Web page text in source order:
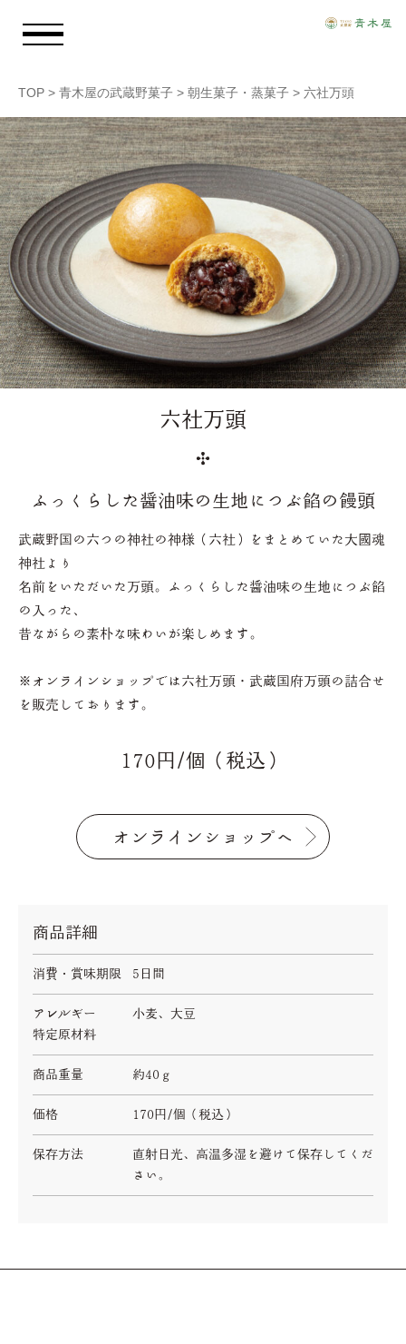
お知らせ
青木屋のおもい
商品情報
店舗情報
採用情報
TOP > 青木屋の武蔵野菓子 > 朝生菓子・蒸菓子 > 六社万頭
六社万頭
ふっくらした醤油味の生地につぶ餡の饅頭
武蔵野国の六つの神社の神様（六社）をまとめていた大國魂
神社より
名前をいただいた万頭。ふっくらした醤油味の生地につぶ餡
の入った、
昔ながらの素朴な味わいが楽しめます。
※オンラインショップでは六社万頭・武蔵国府万頭の詰合せ
を販売しております。
170円/個（税込）
オンラインショップへ
商品詳細
消費・賞味期限 5日間
アレルギー
特定原材料
小麦、大豆
商品重量 約40ｇ
価格 170円/個（税込）
保存方法
直射日光、高温多湿を避けて保存してくだ
さい。